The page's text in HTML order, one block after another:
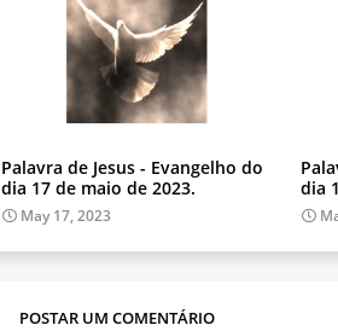
Palavra de Jesus - Evangelho do
dia 17 de maio de 2023.
May 17, 2023
dia
POSTAR UM COMENTÁRIO